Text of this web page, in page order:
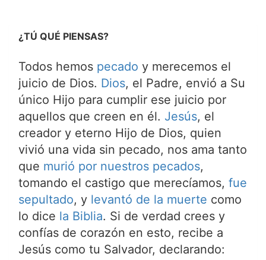
¿TÚ QUÉ PIENSAS?
Todos hemos pecado y merecemos el
juicio de Dios. Dios, el Padre, envió a Su
único Hijo para cumplir ese juicio por
aquellos que creen en él. Jesús, el
creador y eterno Hijo de Dios, quien
vivió una vida sin pecado, nos ama tanto
que murió por nuestros pecados,
tomando el castigo que merecíamos, fue
sepultado, y levantó de la muerte como
lo dice la Biblia. Si de verdad crees y
confías de corazón en esto, recibe a
Jesús como tu Salvador, declarando: